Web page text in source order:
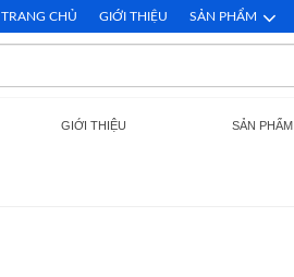
TRANG CHỦ GIỚI THIỆU SẢN PHẨM
GIỚI THIỆU SẢN PHẨM